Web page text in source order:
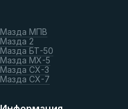
Мазда МПВ
Мазда 2
Мазда БТ-50
Мазда МХ-5
Мазда СХ-3
Мазда СХ-7